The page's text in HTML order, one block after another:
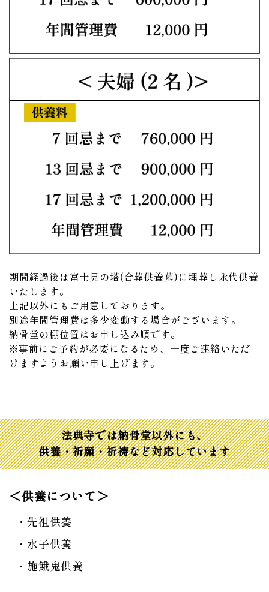
期間経過後は富士見の塔(合葬供養墓)に埋葬し永代供養
いたします。
上記以外にもご用意しております。
別途年間管理費は多少変動する場合がございます。
納骨堂の棚位置はお申し込み順です。
※事前にご予約が必要になるため、一度ご連絡いただ
けますようお願い申し上げます。
法典寺では納骨堂以外にも、
供養・祈願・祈祷など対応しています
＜供養について＞
先祖供養
水子供養
施餓鬼供養